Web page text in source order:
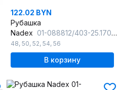
122.02 BYN
Рубашка
Nadex 01-088812/403-25.170-176
48, 50, 52, 54, 56
В корзину